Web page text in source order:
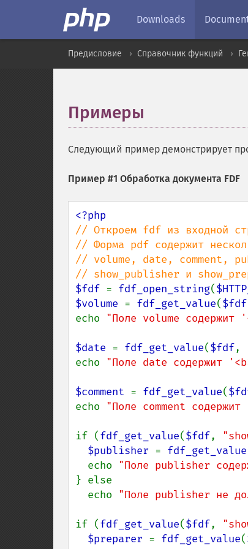
Downloads
Предисловие Справочник функций
Примеры
Следующий пример демонстрирует
Пример #1 Обработка документа FDF
// Откроем fdf из входной
// Форма pdf содержит
// volume, date, comment,
$fdf = fdf_open_string(
$volume = fdf_get_value($fdf
echo "Поле volume содержит
$date = fdf_get_value($fdf,
echo "Поле date содержит
$comment = fdf_get_value(
echo "Поле comment содержит
if (fdf_get_value($fdf,
$publisher = fdf_get_value
  echo
"Поле publisher
} else
  echo
"Поле publisher не
if (fdf_get_value($fdf,
$preparer = fdf_get_value(